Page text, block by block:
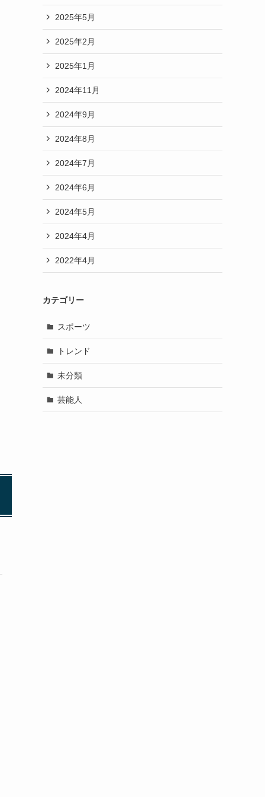
2025年5月
2025年2月
2025年1月
2024年11月
2024年9月
2024年8月
2024年7月
2024年6月
2024年5月
2024年4月
2022年4月
カテゴリー
スポーツ
トレンド
未分類
芸能人